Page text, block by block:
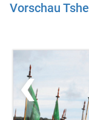
Vorschau
‹